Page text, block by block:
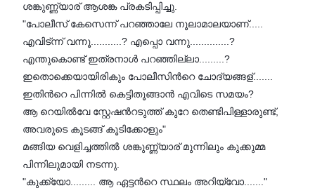
ശങ്കുണ്ണ്യാര് ആശങ്ക പ്രകടിപ്പിച്ചു.
"പോലീസ് കേസെന്ന് പറഞ്ഞാലേ നൂലാമാലയാണ്.....
എവിട്ന്ന് വന്നൂ...........? എപ്പൊ വന്നു..............?
എന്തുകൊണ്ട് ഇത്രനാള്‍ പറഞ്ഞില്ലാ.........?
ഇതൊക്കെയായിരികും പോലീസിന്‍റെ ചോദ്യങ്ങള്.......
ഇതിന്‍റെ പിന്നില്‍ കെട്ടിതൂങ്ങാന്‍ എവിടെ സമയം?
ആ റെയില്‍വേ സ്റ്റേഷന്‍റടുത്ത് കുറേ തെണ്ടിപിള്ളാരുണ്ട്,
അവരുടെ കൂടങ്ങ് കൂടിക്കോളും"
മങ്ങിയ വെളിച്ചത്തില്‍ ശങ്കുണ്ണ്യാര് മുന്നിലും കുക്കുമ്മ
പിന്നിലുമായി നടന്നു.
"കുക്ക്യോ......... ആ ഏട്ടന്‍റെ സ്ഥലം അറിയ്വോ......."